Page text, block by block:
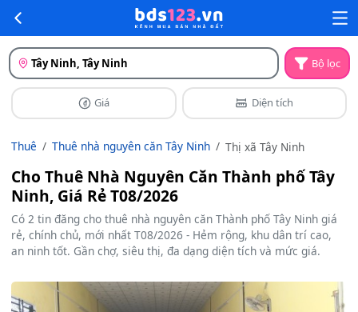
Tây Ninh, Tây Ninh Bộ lọc
Giá Diện tích
Thuê Thuê nhà nguyên căn Tây Ninh Thị xã Tây Ninh
Cho Thuê Nhà Nguyên Căn Thành phố Tây
Ninh, Giá Rẻ T08/2026
Có 2 tin đăng cho thuê nhà nguyên căn Thành phố Tây Ninh giá
rẻ, chính chủ, mới nhất T08/2026 - Hẻm rộng, khu dân trí cao,
an ninh tốt. Gần chợ, siêu thị, đa dạng diện tích và mức giá.